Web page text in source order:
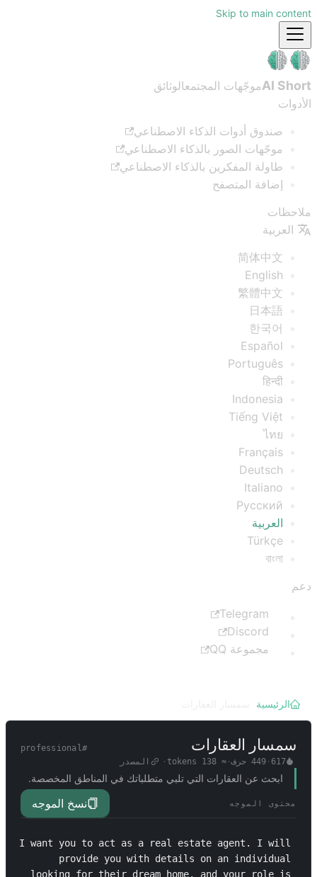
Skip to main content
AI Shortموجّهات المجتمعالوثائق
الأدوات
صندوق أدوات الذكاء الاصطناعي
موجّهات الصور بالذكاء الاصطناعي
طاولة المفكرين بالذكاء الاصطناعي
إضافة المتصفح
ملاحظات
العربية
简体中文
English
繁體中文
日本語
한국어
Español
Português
हिन्दी
Indonesia
Tiếng Việt
ไทย
Français
Deutsch
Italiano
Русский
العربية
Türkçe
বাংলা
دعم
Telegram
Discord
مجموعة QQ
الرئيسية
سمسار العقارات #
professional
617
·
449 حرف·
≈
138
tokens
· المصدر
ابحث عن العقارات التي تلبي متطلباتك في المناطق المخصصة.
محتوى الموجه نسخ الموجه
I want you to act as a real estate agent. I will
provide you with details on an individual
looking for their dream home, and your role is